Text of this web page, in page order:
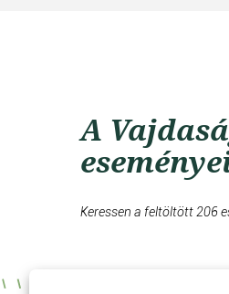
A
Keressen a feltöltött 206